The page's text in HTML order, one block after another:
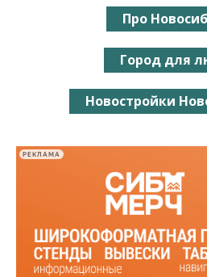
Про
Город для
Новостройки
РЕКЛАМА